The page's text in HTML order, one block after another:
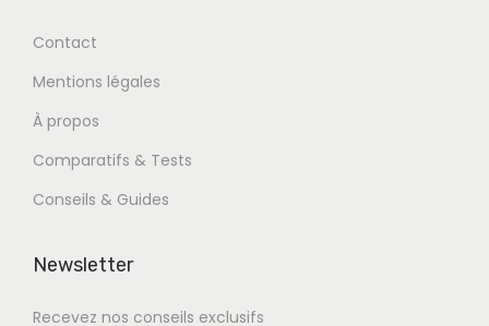
Contact
Mentions légales
À propos
Comparatifs & Tests
Conseils & Guides
Newsletter
Recevez nos conseils exclusifs